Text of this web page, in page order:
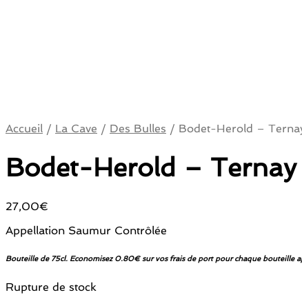
Accueil / La Cave / Des Bulles / Bodet-Herold –
Bodet-Herold –
27,00€
Appellation Saumur Contrôlée
Bouteille de 75cl. Economisez 0.80€ sur vos frais de port pour chaque bouteille
Rupture de stock